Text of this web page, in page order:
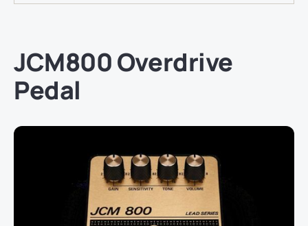
JCM800 Overdrive
Pedal